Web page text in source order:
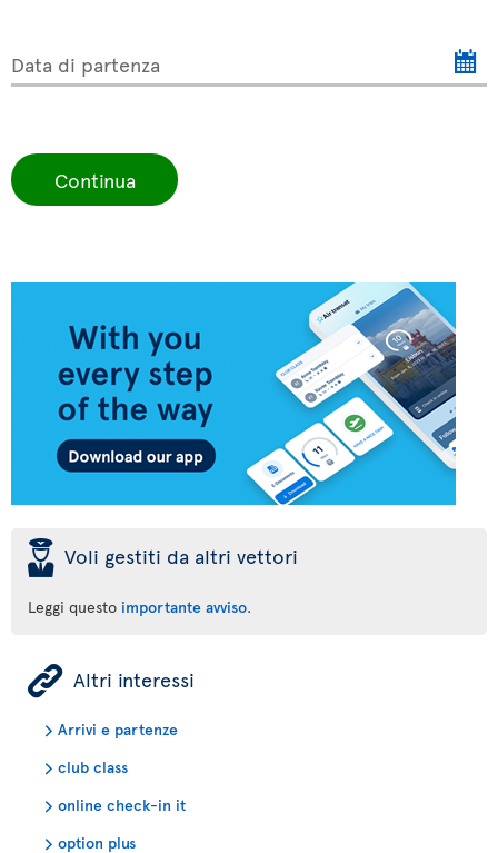
Data di partenza
Continua
þ Voli gestiti da altri vettori
Leggi questo importante avviso.
ÿ Altri interessi
Arrivi e partenze
club class
online check-in it
option plus